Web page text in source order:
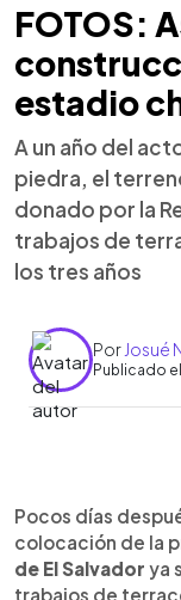
FOTOS:
estadio
A un año del
piedra, el
donado por la
trabajos de
los tres años
Por Josué
Publicado
►
Pocos días
colocación de la
de El Salvador ya
trabajos de